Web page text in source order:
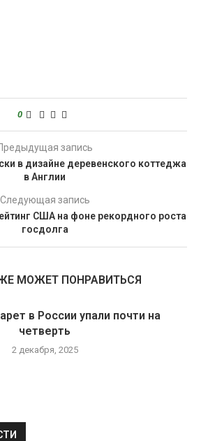
0
запись
в дизайне деревенского коттеджа
в Англии
Следующая запись
США на фоне рекордного роста
госдолга
МОЖЕТ ПОНРАВИТЬСЯ
в России упали почти на
четверть
2 декабря, 2025